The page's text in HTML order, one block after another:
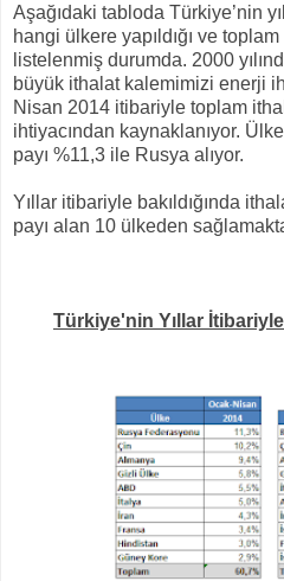
Aşağıdaki tabloda Türkiye’nin
hangi ülkere yapıldığı ve
listelenmiş durumda. 2000
büyük ithalat kalemimizi enerji
Nisan 2014 itibariyle toplam
ihtiyacından kaynaklanıyor.
payı %11,3 ile Rusya alıyor.
Yıllar itibariyle bakıldığında
payı alan 10 ülkeden
Türkiye'nin Yıllar